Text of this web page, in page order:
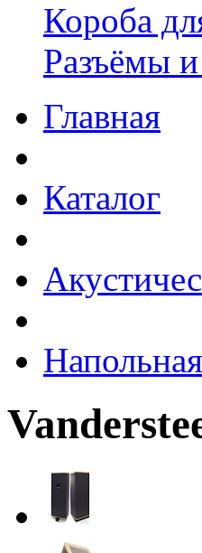
Короба
Разъёмы
Главная
Каталог